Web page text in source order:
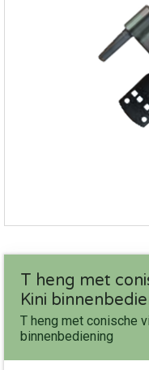
T heng met
Kini
T heng met conische
binnenbediening